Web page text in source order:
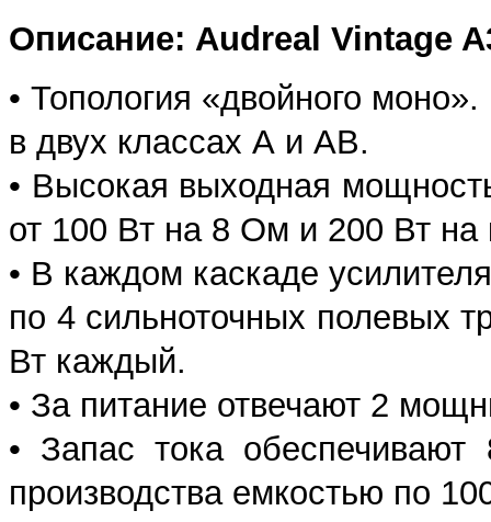
Описание: Audreal Vintage
• Топология «двойного
в двух классах А и АВ.
• Высокая выходная
от 100 Вт на 8 Ом и 200 Вт
• В каждом каскаде
по 4 сильноточных полевых
Вт каждый.
• За питание отвечают 2
• Запас тока обеспечивают
производства емкостью по